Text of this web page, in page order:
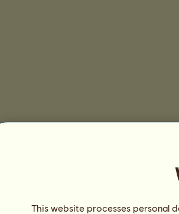
This website processes personal